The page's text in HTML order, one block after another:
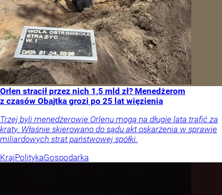
Orlen stracił przez nich 1,5 mld zł? Menedżerom
z czasów Obajtka grozi po 25 lat więzienia
Trzej byli menedżerowie Orlenu mogą na długie lata trafić za
kraty. Właśnie skierowano do sądu akt oskarżenia w sprawie
miliardowych strat państwowej spółki.
KrajPolitykaGospodarka